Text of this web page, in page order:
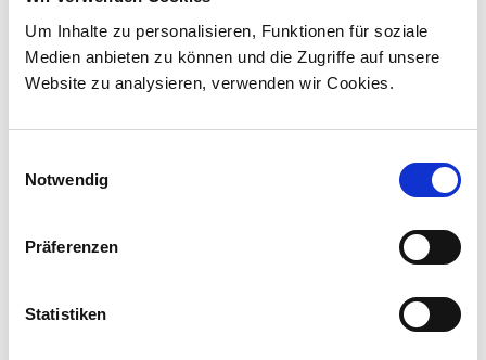
Um Inhalte zu personalisieren, Funktionen für soziale
Medien anbieten zu können und die Zugriffe auf unsere
Website zu analysieren, verwenden wir Cookies.
Notwendig
Präferenzen
Statistiken
Lokomotivauftrag in Kanada ...